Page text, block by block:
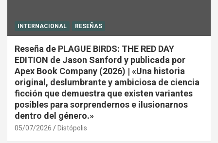
INTERNACIONAL RESEÑAS
Reseña de PLAGUE BIRDS: THE RED DAY
EDITION de Jason Sanford y publicada por
Apex Book Company (2026) | «Una historia
original, deslumbrante y ambiciosa de ciencia
ficción que demuestra que existen variantes
posibles para sorprendernos e ilusionarnos
dentro del género.»
05/07/2026 Distópolis